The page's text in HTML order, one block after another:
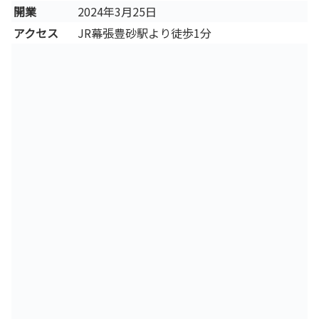
開業
2024年3月25日
アクセス
JR幕張豊砂駅より徒歩1分